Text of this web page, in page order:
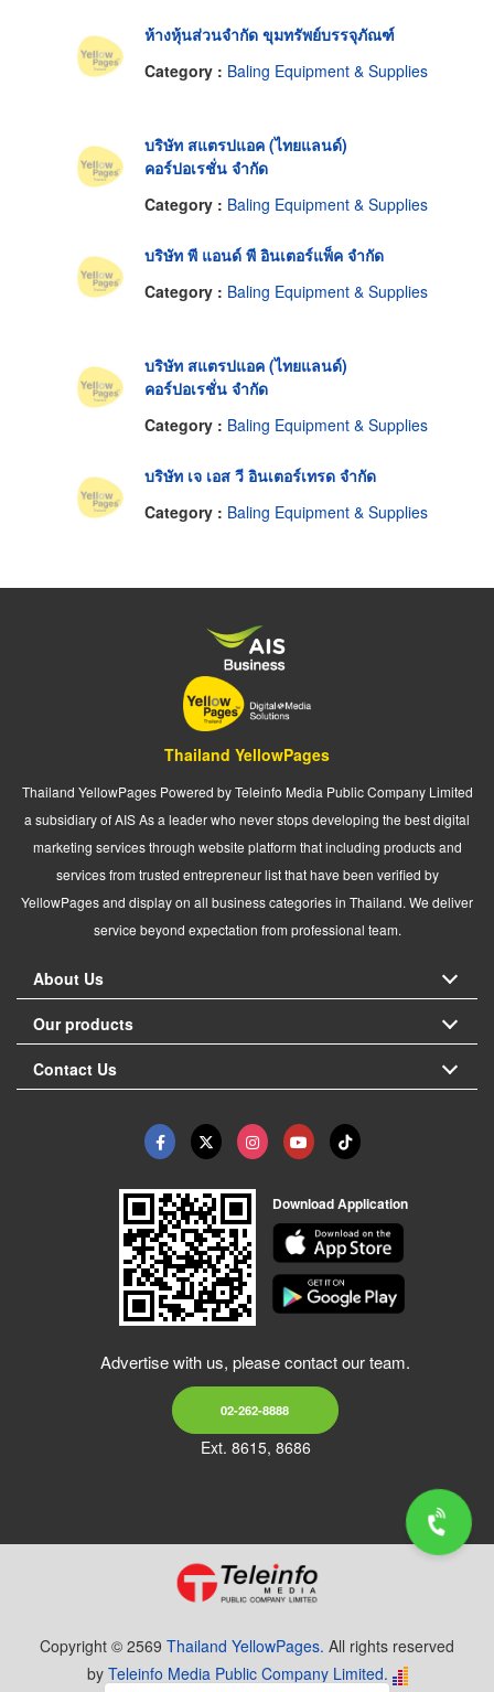
ห้างหุ้นส่วนจำกัด ขุมทรัพย์บรรจุภัณฑ์
Category : Baling Equipment & Supplies
บริษัท สแตรปแอค (ไทยแลนด์)
คอร์ปอเรชั่น จำกัด
Category : Baling Equipment & Supplies
บริษัท พี แอนด์ พี อินเตอร์แพ็ค จำกัด
Category : Baling Equipment & Supplies
บริษัท สแตรปแอค (ไทยแลนด์)
คอร์ปอเรชั่น จำกัด
Category : Baling Equipment & Supplies
บริษัท เจ เอส วี อินเตอร์เทรด จำกัด
Category : Baling Equipment & Supplies
Thailand YellowPages
Thailand YellowPages Powered by Teleinfo Media Public Company Limited
a subsidiary of AIS As a leader who never stops developing the best digital
marketing services through website platform that including products and
services from trusted entrepreneur list that have been verified by
YellowPages and display on all business categories in Thailand. We deliver
service beyond expectation from professional team.
About Us
Our products
Contact Us
Download Application
Advertise with us, please contact our team.
02-262-8888
Ext. 8615, 8686
Copyright © 2569 Thailand YellowPages. All rights reserved
by Teleinfo Media Public Company Limited.